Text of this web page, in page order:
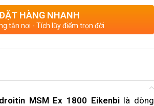
HÀNG NHANH
tận nơi - Tích lũy điểm trọn đời
MSM Ex 1800 Eikenbilà dòng